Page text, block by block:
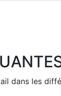
dans les